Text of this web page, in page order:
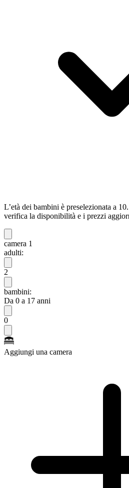
L’età dei bambini è preselezionata a
verifica la disponibilità e i prezzi
camera 1
adulti:
2
bambini:
Da 0 a 17 anni
0
Aggiungi una camera